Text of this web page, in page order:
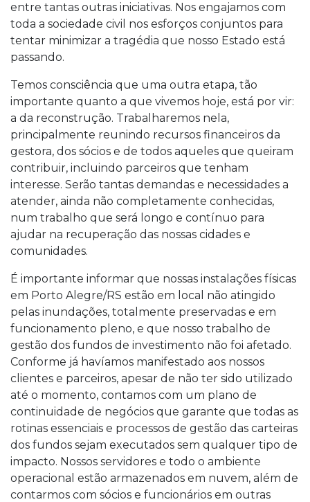
entre tantas outras iniciativas. Nos engajamos com
toda a sociedade civil nos esforços conjuntos para
tentar minimizar a tragédia que nosso Estado está
passando.
Temos consciência que uma outra etapa, tão
importante quanto a que vivemos hoje, está por vir:
a da reconstrução. Trabalharemos nela,
principalmente reunindo recursos financeiros da
gestora, dos sócios e de todos aqueles que queiram
contribuir, incluindo parceiros que tenham
interesse. Serão tantas demandas e necessidades a
atender, ainda não completamente conhecidas,
num trabalho que será longo e contínuo para
ajudar na recuperação das nossas cidades e
comunidades.
É importante informar que nossas instalações físicas
em Porto Alegre/RS estão em local não atingido
pelas inundações, totalmente preservadas e em
funcionamento pleno, e que nosso trabalho de
gestão dos fundos de investimento não foi afetado.
Conforme já havíamos manifestado aos nossos
clientes e parceiros, apesar de não ter sido utilizado
até o momento, contamos com um plano de
continuidade de negócios que garante que todas as
rotinas essenciais e processos de gestão das carteiras
dos fundos sejam executados sem qualquer tipo de
impacto. Nossos servidores e todo o ambiente
operacional estão armazenados em nuvem, além de
contarmos com sócios e funcionários em outras